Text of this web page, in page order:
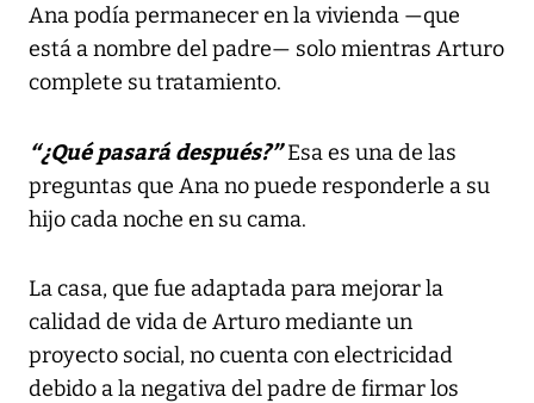
Ana podía permanecer en la vivienda —que
está a nombre del padre— solo mientras Arturo
complete su tratamiento.
“¿Qué pasará después?”Esa es una de las
preguntas que Ana no puede responderle a su
hijo cada noche en su cama.
La casa, que fue adaptada para mejorar la
calidad de vida de Arturo mediante un
proyecto social, no cuenta con electricidad
debido a la negativa del padre de firmar los